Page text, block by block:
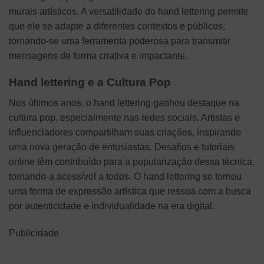
murais artísticos. A versatilidade do hand lettering permite
que ele se adapte a diferentes contextos e públicos,
tornando-se uma ferramenta poderosa para transmitir
mensagens de forma criativa e impactante.
Hand lettering e a Cultura Pop
Nos últimos anos, o hand lettering ganhou destaque na
cultura pop, especialmente nas redes sociais. Artistas e
influenciadores compartilham suas criações, inspirando
uma nova geração de entusiastas. Desafios e tutoriais
online têm contribuído para a popularização dessa técnica,
tornando-a acessível a todos. O hand lettering se tornou
uma forma de expressão artística que ressoa com a busca
por autenticidade e individualidade na era digital.
Publicidade